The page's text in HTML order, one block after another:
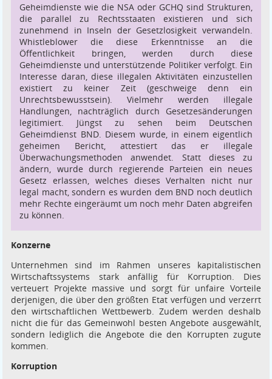
Geheimdienste wie die NSA oder GCHQ sind Strukturen,
die parallel zu Rechtsstaaten existieren und sich
zunehmend in Inseln der Gesetzlosigkeit verwandeln.
Whistleblower die diese Erkenntnisse an die
Öffentlichkeit bringen, werden durch diese
Geheimdienste und unterstützende Politiker verfolgt. Ein
Interesse daran, diese illegalen Aktivitäten einzustellen
existiert zu keiner Zeit (geschweige denn ein
Unrechtsbewusstsein). Vielmehr werden illegale
Handlungen, nachträglich durch Gesetzesänderungen
legitimiert. Jüngst zu sehen beim Deutschen
Geheimdienst BND. Diesem wurde, in einem eigentlich
geheimen Bericht, attestiert das er illegale
Überwachungsmethoden anwendet. Statt dieses zu
ändern, wurde durch regierende Parteien ein neues
Gesetz erlassen, welches dieses Verhalten nicht nur
legal macht, sondern es wurden dem BND noch deutlich
mehr Rechte eingeräumt um noch mehr Daten abgreifen
zu können.
Konzerne
Unternehmen sind im Rahmen unseres kapitalistischen
Wirtschaftssystems stark anfällig für Korruption. Dies
verteuert Projekte massive und sorgt für unfaire Vorteile
derjenigen, die über den größten Etat verfügen und verzerrt
den wirtschaftlichen Wettbewerb. Zudem werden deshalb
nicht die für das Gemeinwohl besten Angebote ausgewählt,
sondern lediglich die Angebote die den Korrupten zugute
kommen.
Korruption